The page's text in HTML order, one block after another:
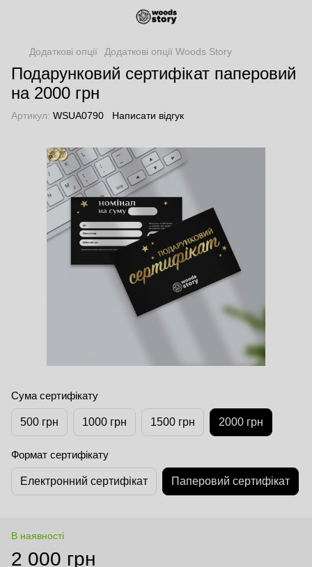
Додаткові опції Додаткові опції Woods Story
Подарунковий сертифікат паперовий
на 2000 грн
Артикул: WSUA0790 Написати відгук
Сума сертифікату
500 грн 1000 грн 1500 грн 2000 грн
Формат сертифікату
Електронний сертифікат Паперовий сертифікат
В наявності
2 000 грн